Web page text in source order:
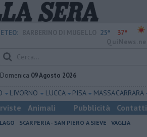
25° 37°
Domenica 09 Agosto 2026
LIVORNO LUCCA PISA MASSA CARRARA
Animali Pubblicità Contatti
SCARPERIA - SAN PIERO A SIEVE
VAGLIA